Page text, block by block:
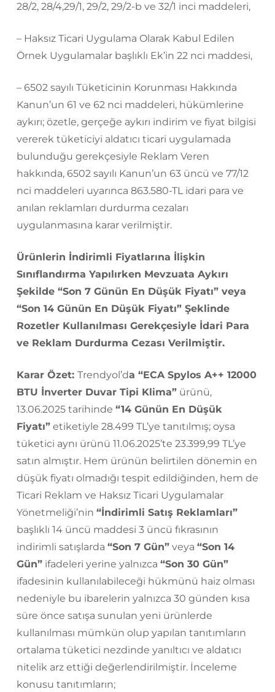
28/2, 28/4,29/1, 29/2, 29/2-b ve 32/1 inci maddeleri,
– Haksız Ticari Uygulama Olarak Kabul Edilen
Örnek Uygulamalar başlıklı Ek’in 22 nci maddesi,
– 6502 sayılı Tüketicinin Korunması Hakkında
Kanun’un 61 ve 62 nci maddeleri, hükümlerine
aykırı; özetle, gerçeğe aykırı indirim ve fiyat bilgisi
vererek tüketiciyi aldatıcı ticari uygulamada
bulunduğu gerekçesiyle Reklam Veren
hakkında, 6502 sayılı Kanun’un 63 üncü ve 77/12
nci maddeleri uyarınca 863.580-TL idari para ve
anılan reklamları durdurma cezaları
uygulanmasına karar verilmiştir.
Ürünlerin İndirimli Fiyatlarına İlişkin
Sınıflandırma Yapılırken Mevzuata Aykırı
Şekilde “Son 7 Günün En Düşük Fiyatı” veya
“Son 14 Günün En Düşük Fiyatı” Şeklinde
Rozetler Kullanılması Gerekçesiyle İdari Para
ve Reklam Durdurma Cezası Verilmiştir.
Karar Özet: Trendyol’da “ECA Spylos A++ 12000
BTU İnverter Duvar Tipi Klima”ürünü,
13.06.2025 tarihinde “14 Günün En Düşük
Fiyatı”etiketiyle 28.499 TL’ye tanıtılmış; oysa
tüketici aynı ürünü 11.06.2025’te 23.399,99 TL’ye
satın almıştır. Hem ürünün belirtilen dönemin en
düşük fiyatı olmadığı tespit edildiğinden, hem de
Ticari Reklam ve Haksız Ticari Uygulamalar
Yönetmeliği’nin “İndirimli Satış Reklamları”
başlıklı 14 üncü maddesi 3 üncü fıkrasının
indirimli satışlarda “Son 7 Gün”veya “Son 14
Gün”ifadeleri yerine yalnızca “Son 30 Gün”
ifadesinin kullanılabileceği hükmünü haiz olması
nedeniyle bu ibarelerin yalnızca 30 günden kısa
süre önce satışa sunulan yeni ürünlerde
kullanılması mümkün olup yapılan tanıtımların
ortalama tüketici nezdinde yanıltıcı ve aldatıcı
nitelik arz ettiği değerlendirilmiştir. İnceleme
konusu tanıtımların;